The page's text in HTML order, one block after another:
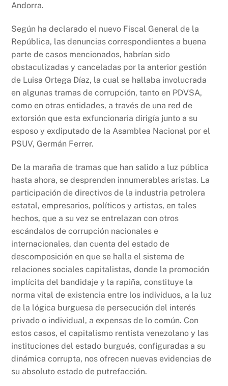
Andorra.
Según ha declarado el nuevo Fiscal General de la
República, las denuncias correspondientes a buena
parte de casos mencionados, habrían sido
obstaculizadas y canceladas por la anterior gestión
de Luisa Ortega Díaz, la cual se hallaba involucrada
en algunas tramas de corrupción, tanto en PDVSA,
como en otras entidades, a través de una red de
extorsión que esta exfuncionaria dirigía junto a su
esposo y exdiputado de la Asamblea Nacional por el
PSUV, Germán Ferrer.
De la maraña de tramas que han salido a luz pública
hasta ahora, se desprenden innumerables aristas. La
participación de directivos de la industria petrolera
estatal, empresarios, políticos y artistas, en tales
hechos, que a su vez se entrelazan con otros
escándalos de corrupción nacionales e
internacionales, dan cuenta del estado de
descomposición en que se halla el sistema de
relaciones sociales capitalistas, donde la promoción
implícita del bandidaje y la rapiña, constituye la
norma vital de existencia entre los individuos, a la luz
de la lógica burguesa de persecución del interés
privado o individual, a expensas de lo común. Con
estos casos, el capitalismo rentista venezolano y las
instituciones del estado burgués, configuradas a su
dinámica corrupta, nos ofrecen nuevas evidencias de
su absoluto estado de putrefacción.